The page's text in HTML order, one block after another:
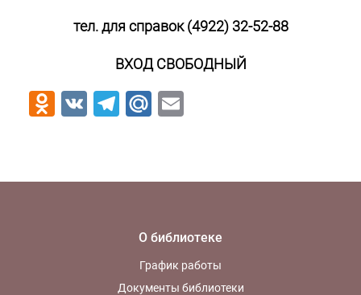
тел. для справок (4922) 32-52-88
ВХОД СВОБОДНЫЙ
Odnoklassniki
VK Telegram
Mail.Ru
О библиотеке
График работы
Документы библиотеки